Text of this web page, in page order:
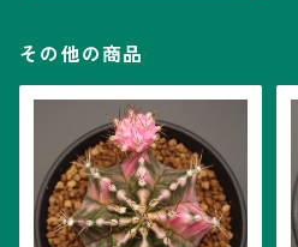
その他の商品